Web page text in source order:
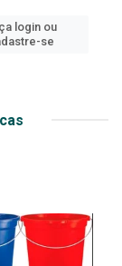
login ou
se